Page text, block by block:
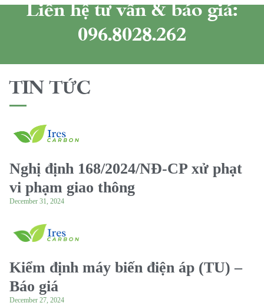
Liên hệ tư vấn & báo giá:
096.8028.262
TIN TỨC
Nghị định 168/2024/NĐ-CP xử phạt
vi phạm giao thông
December 31, 2024
Kiểm định máy biến điện áp (TU) –
Báo giá
December 27, 2024